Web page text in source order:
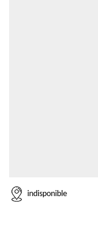
indisponible